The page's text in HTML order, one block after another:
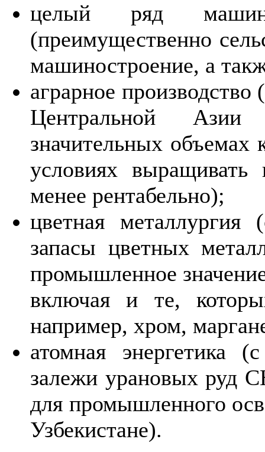
целый ряд
(преимущественно
машиностроение, а
аграрное производство
Центральной
значительных объемах
условиях выращивать
менее рентабельно);
цветная
запасы цветных
промышленное
включая и те,
например, хром,
атомная энергетика
залежи урановых руд
для промышленного
Узбекистане).